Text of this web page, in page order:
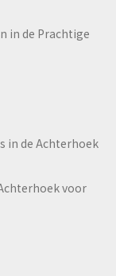
in de Prachtige
in de Achterhoek
voor